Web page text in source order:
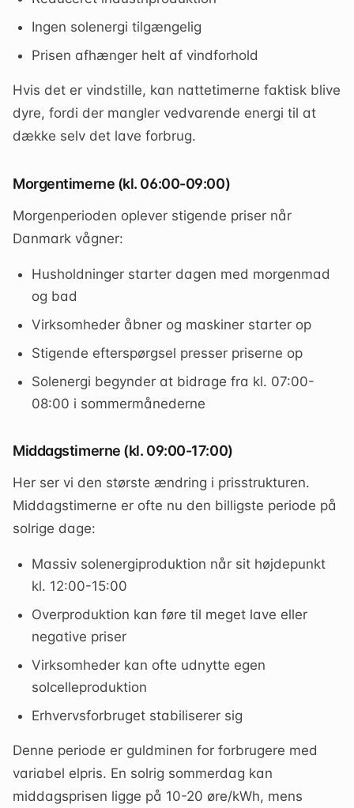
Ingen solenergi tilgængelig
Prisen afhænger helt af vindforhold
Hvis det er vindstille, kan nattetimerne faktisk blive
dyre, fordi der mangler vedvarende energi til at
dække selv det lave forbrug.
Morgentimerne (kl. 06:00-09:00)
Morgenperioden oplever stigende priser når
Danmark vågner:
Husholdninger starter dagen med morgenmad
og bad
Virksomheder åbner og maskiner starter op
Stigende efterspørgsel presser priserne op
Solenergi begynder at bidrage fra kl. 07:00-
08:00 i sommermånederne
Middagstimerne (kl. 09:00-17:00)
Her ser vi den største ændring i prisstrukturen.
Middagstimerne er ofte nu den billigste periode på
solrige dage:
Massiv solenergiproduktion når sit højdepunkt
kl. 12:00-15:00
Overproduktion kan føre til meget lave eller
negative priser
Virksomheder kan ofte udnytte egen
solcelleproduktion
Erhvervsforbruget stabiliserer sig
Denne periode er guldminen for forbrugere med
variabel elpris. En solrig sommerdag kan
middagsprisen ligge på 10-20 øre/kWh, mens